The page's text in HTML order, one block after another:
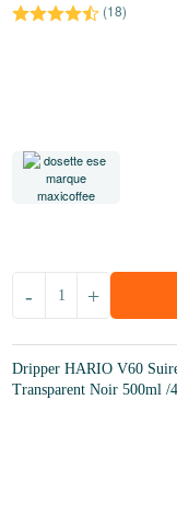
(18)
+
-
Dripper HARIO V60
Transparent Noir 500ml /4